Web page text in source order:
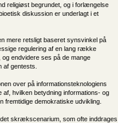
religiøst begrundet, og i forlængelse
diskussion er underlagt i et
mere retsligt baseret synsvinkel på
regulering af en lang række
endvidere ses på de mange
af gentests.
over på informationsteknologiens
hvilken betydning informations- og
fremtidige demokratiske udvikling.
skrækscenarium, som ofte inddrages